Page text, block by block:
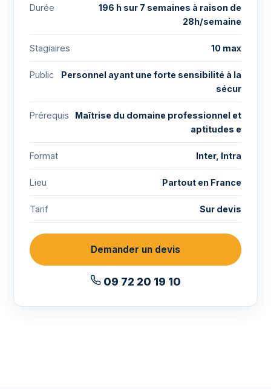
Durée
196 h sur 7 semaines à raison de
28h/semaine
Stagiaires 10 max
Public
Personnel ayant une forte sensibilité à la
sécur
Prérequis
Maîtrise du domaine professionnel et
aptitudes e
Format Inter, Intra
Lieu Partout en France
Tarif Sur devis
Demander un devis
09 72 20 19 10